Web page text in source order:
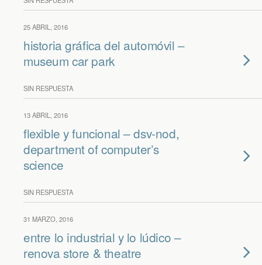
25 ABRIL, 2016
historia gráfica del automóvil –
museum car park
SIN RESPUESTA
13 ABRIL, 2016
flexible y funcional – dsv-nod,
department of computer’s
science
SIN RESPUESTA
31 MARZO, 2016
entre lo industrial y lo lúdico –
renova store & theatre